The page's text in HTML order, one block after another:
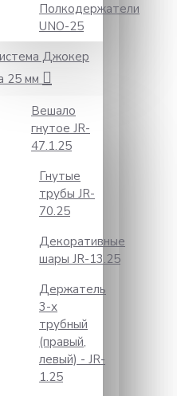
Полкодержатели
UNO-25
Джокер
25 мм
Вешало
гнутое JR-
47.1.25
Гнутые
трубы JR-
70.25
Декоративные
шары JR-13.25
Держатель
3-х
трубный
(правый,
левый) - JR-
1.25